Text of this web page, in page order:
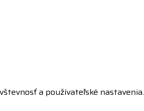
a používateľské nastavenia.